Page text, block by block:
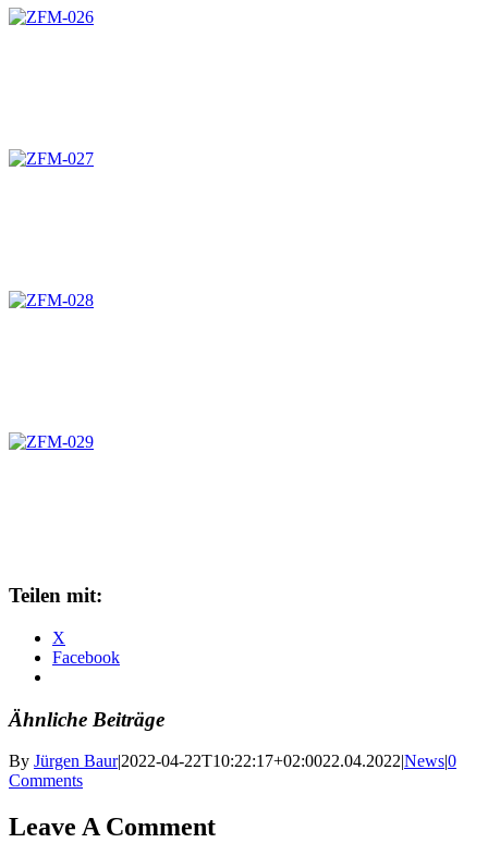
Teilen mit:
X
Facebook
Ähnliche Beiträge
By Jürgen Baur|2022-04-22T10:22:17+02:0022.04.2022|News|0
Comments
Leave A Comment